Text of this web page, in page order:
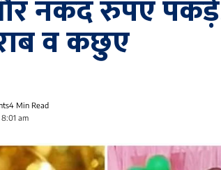
नकद रुपए
व कछुए
am
4 Min Read